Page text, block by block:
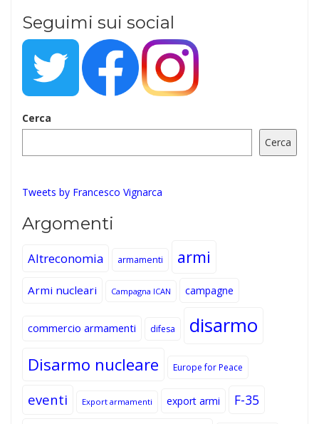
Seguimi sui social
Cerca
Cerca
Tweets by Francesco Vignarca
Argomenti
Altreconomia armamenti armi
Armi nucleari Campagna ICAN campagne
commercio armamenti difesa disarmo
Disarmo nucleare Europe for Peace
eventi Export armamenti export armi F-35